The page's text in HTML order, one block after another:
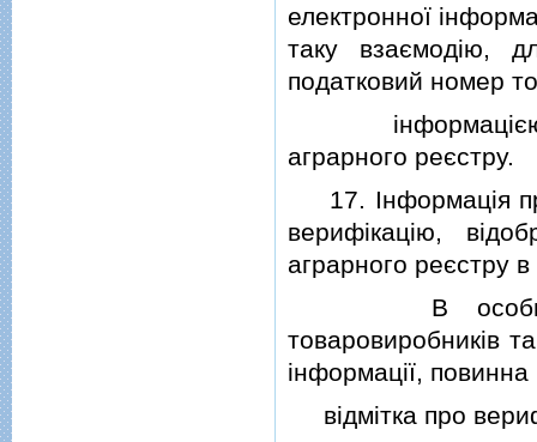
електронної
таку взаємодiю,
податковий номер
iнформацiєю
аграрного реєстру.
17. Iнформацiя
верифiкацiю,
аграрного реєстру
В особистому
товаровиробникiв
iнформацiї,
вiдмiтка про